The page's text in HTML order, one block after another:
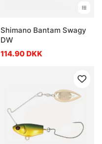
Shimano Bantam Swagy
DW
114.90 DKK